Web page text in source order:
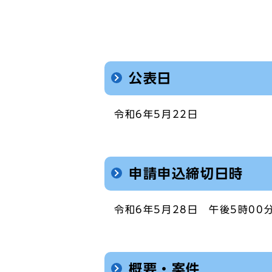
公表日
令和6年5月22日
申請申込締切日時
令和6年5月28日 午後5時00
概要・案件